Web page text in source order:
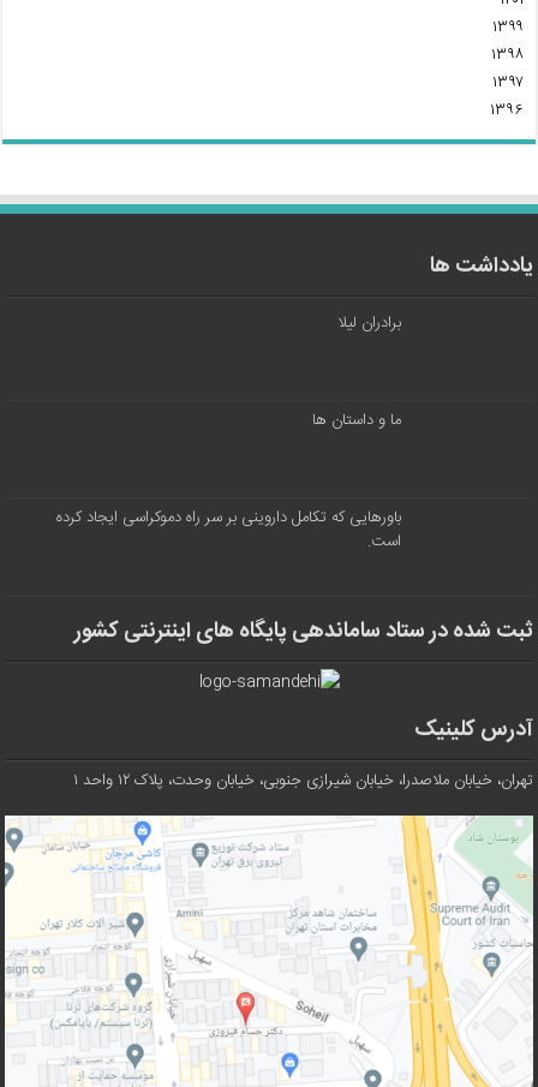
۱۳۹۹
۱۳۹۸
۱۳۹۷
۱۳۹۶
یادداشت ها
برادران لیلا
ما و داستان ها
باورهایی که تکامل داروینی بر سر راه دموکراسی ایجاد کرده
است.
ثبت شده در ستاد ساماندهی پایگاه های اینترنتی کشور
آدرس کلینیک
تهران، خیابان ملاصدرا، خیابان شیرازی جنوبی، خیابان وحدت، پلاک ۱۲ واحد ۱